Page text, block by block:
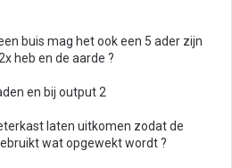
buis mag het ook een 5 ader zijn
heb en de aarde ?
en bij output 2
laten uitkomen zodat de
wat opgewekt wordt ?